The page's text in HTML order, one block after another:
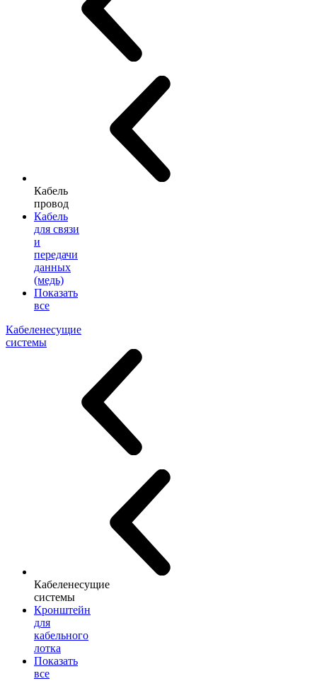
Кабель
провод
Кабель
для связи
и
передачи
данных
(медь)
Показать
все
Кабеленесущие
системы
Кабеленесущие
системы
Кронштейн
для
кабельного
лотка
Показать
все